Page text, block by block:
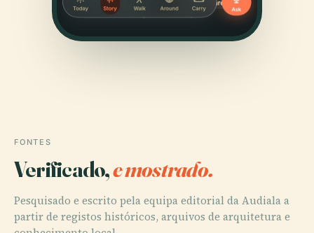
FONTES
Verificado,e mostrado.
Pesquisado e escrito pela equipa editorial da Audiala a
partir de registos históricos, arquivos de arquitetura e